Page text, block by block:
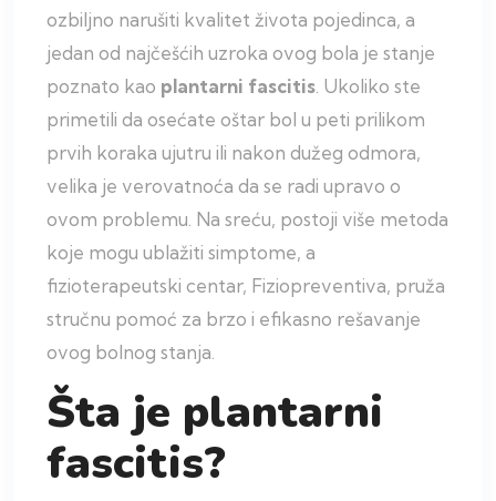
ozbiljno narušiti kvalitet života pojedinca, a
jedan od najčešćih uzroka ovog bola je stanje
poznato kao plantarni fascitis. Ukoliko ste
primetili da osećate oštar bol u peti prilikom
prvih koraka ujutru ili nakon dužeg odmora,
velika je verovatnoća da se radi upravo o
ovom problemu. Na sreću, postoji više metoda
koje mogu ublažiti simptome, a
fizioterapeutski centar, Fiziopreventiva, pruža
stručnu pomoć za brzo i efikasno rešavanje
ovog bolnog stanja.
Šta je plantarni
fascitis?